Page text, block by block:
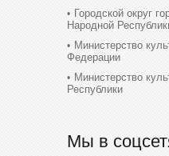
Городской округ
Народной
Министерство
Федерации
Министерство
Республики
Мы в